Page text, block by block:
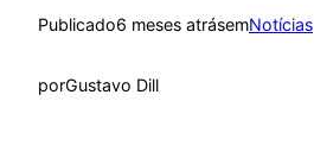
Publicado6 meses atrásemNotícias
porGustavo Dill